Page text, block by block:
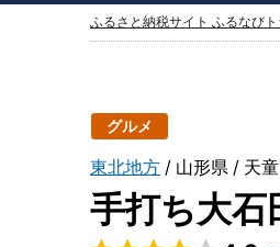
ふるさと納税サイト ふるなび
グルメ
東北地方 山形県 天
手打ち大石